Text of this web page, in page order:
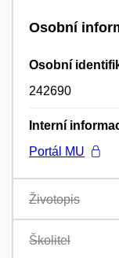
Osobní
Osobní
242690
Interní
Portál MU
Životopis
Školitel